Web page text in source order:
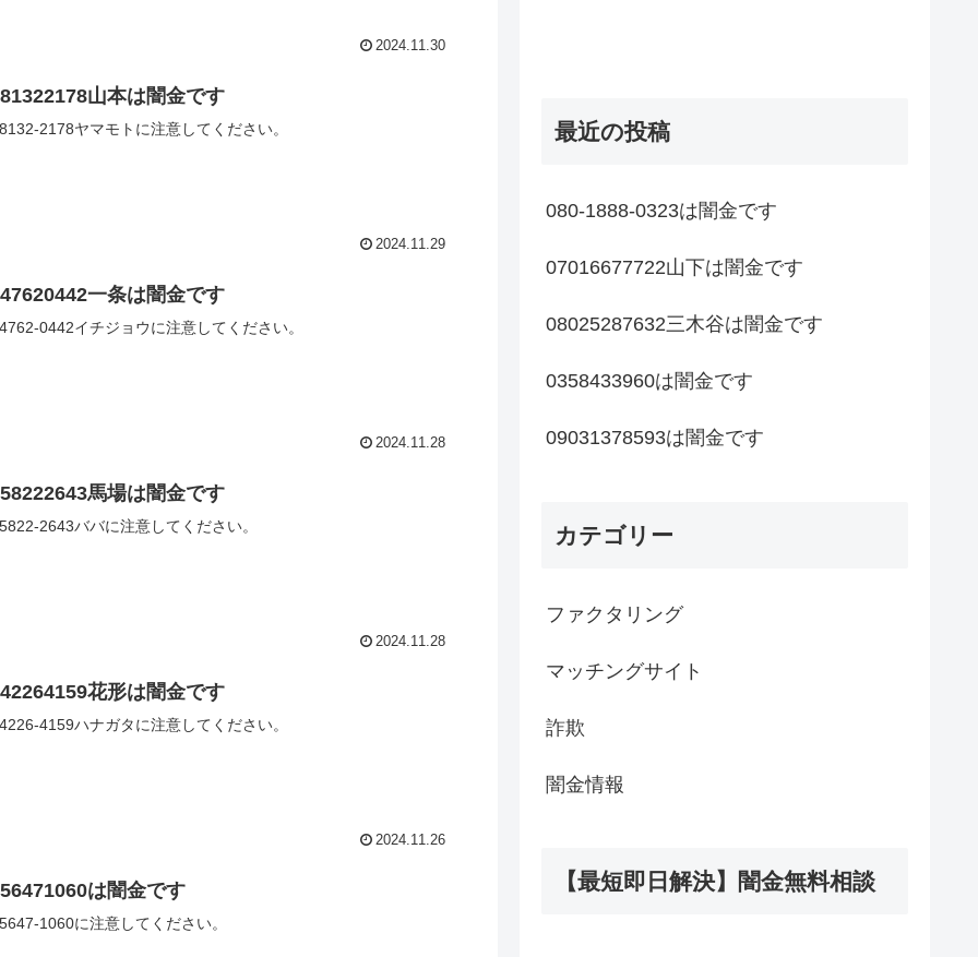
2024.11.30
山本は闇金です
2178ヤマモトに注意してください。
2024.11.29
一条は闇金です
0442イチジョウに注意してください。
2024.11.28
馬場は闇金です
2643ババに注意してください。
2024.11.28
花形は闇金です
4159ハナガタに注意してください。
2024.11.26
は闇金です
1060に注意してください。
最近の投稿
080-1888-0323は闇金です
07016677722山下は闇金です
08025287632三木谷は闇金です
0358433960は闇金です
09031378593は闇金です
カテゴリー
ファクタリング
マッチングサイト
詐欺
闇金情報
【最短即日解決】闇金無料相談